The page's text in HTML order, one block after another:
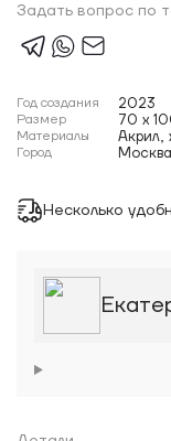
Задать вопрос по
Год создания 2023
Размер 70 x
Материалы Акрил,
Город Москва
Несколько